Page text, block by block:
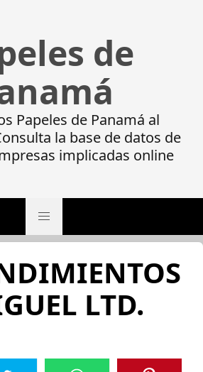
de
Papeles de Panamá al
la base de datos de
implicadas online
LTD.